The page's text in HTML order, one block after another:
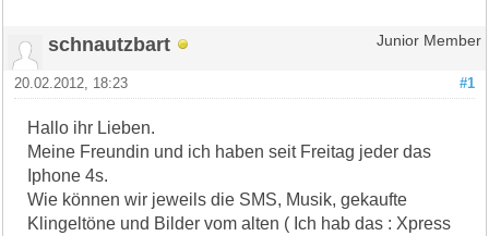
schnautzbart Junior Member
#1
20.02.2012, 18:23
Hallo ihr Lieben.
Meine Freundin und ich haben seit Freitag jeder das
Iphone 4s.
Wie können wir jeweils die SMS, Musik, gekaufte
Klingeltöne und Bilder vom alten ( Ich hab das : Xpress